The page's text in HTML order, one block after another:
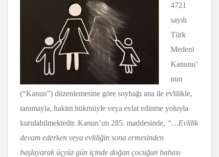
4721
sayılı
Türk
Medeni
Kanunu’
nun
(“Kanun”) düzenlemesine göre soybağı ana ile evlilikle,
tanımayla, hakim hükmüyle veya evlat edinme yoluyla
kurulabilmektedir. Kanun’un 285. maddesinde, “…Evlilik
devam ederken veya evliliğin sona ermesinden
başlayarak üçyüz gün içinde doğan çocuğun babası